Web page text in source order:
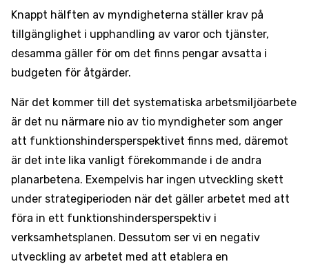
Knappt hälften av myndigheterna ställer krav på
tillgänglighet i upphandling av varor och tjänster,
desamma gäller för om det finns pengar avsatta i
budgeten för åtgärder.
När det kommer till det systematiska arbetsmiljöarbete
är det nu närmare nio av tio myndigheter som anger
att funktionshindersperspektivet finns med, däremot
är det inte lika vanligt förekommande i de andra
planarbetena. Exempelvis har ingen utveckling skett
under strategiperioden när det gäller arbetet med att
föra in ett funktionshindersperspektiv i
verksamhetsplanen. Dessutom ser vi en negativ
utveckling av arbetet med att etablera en